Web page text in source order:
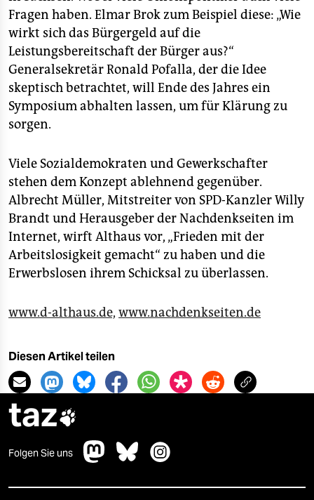
Fragen haben. Elmar Brok zum Beispiel diese: „Wie
wirkt sich das Bürgergeld auf die
Leistungsbereitschaft der Bürger aus?“
Generalsekretär Ronald Pofalla, der die Idee
skeptisch betrachtet, will Ende des Jahres ein
Symposium abhalten lassen, um für Klärung zu
sorgen.
Viele Sozialdemokraten und Gewerkschafter
stehen dem Konzept ablehnend gegenüber.
Albrecht Müller, Mitstreiter von SPD-Kanzler Willy
Brandt und Herausgeber der Nachdenkseiten im
Internet, wirft Althaus vor, „Frieden mit der
Arbeitslosigkeit gemacht“ zu haben und die
Erwerbslosen ihrem Schicksal zu überlassen.
www.d-althaus.de, www.nachdenkseiten.de
Diesen Artikel teilen
taz
Folgen Sie uns